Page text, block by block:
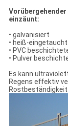
einzäunt:
• galvanisiert
• heiß-
• PVC
• Pulver
Es kann
Regens effektiv
Rostbeständigkeit.